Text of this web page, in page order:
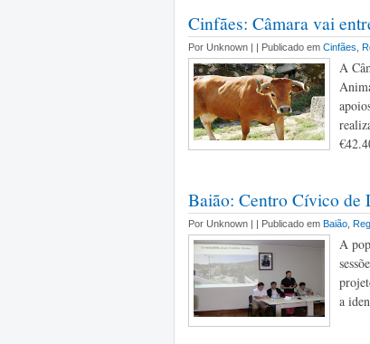
Cinfães: Câmara vai
Por Unknown | | Publicado em Cinfães
A
Baião: Centro Cívico de
Por Unknown | | Publicado em Baião
A
a